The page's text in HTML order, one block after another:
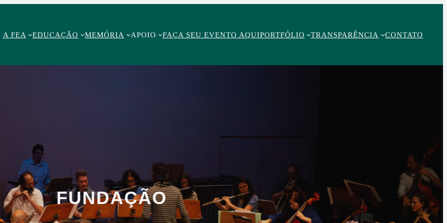
A FEA EDUCAÇÃO MEMÓRIA APOIO FAÇA SEU EVENTO AQUIPORTFÓLIO TRANSPARÊNCIA CONTATO
FUNDAÇÃO